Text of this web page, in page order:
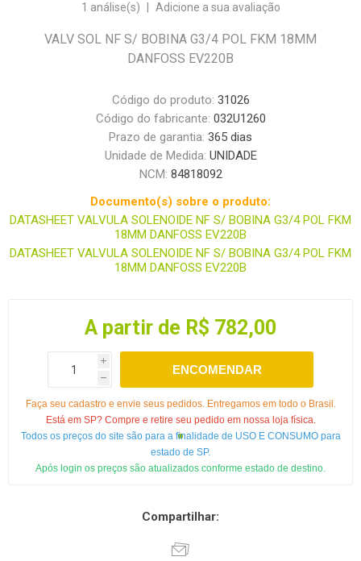
1 análise(s) Adicione a sua avaliação
VALV SOL NF S/ BOBINA G3/4 POL FKM 18MM
DANFOSS EV220B
Código do produto: 31026
Código do fabricante: 032U1260
Prazo de garantia: 365 dias
Unidade de Medida: UNIDADE
NCM: 84818092
Documento(s) sobre o produto:
DATASHEET VALVULA SOLENOIDE NF S/ BOBINA G3/4 POL FKM
18MM DANFOSS EV220B
DATASHEET VALVULA SOLENOIDE NF S/ BOBINA G3/4 POL FKM
18MM DANFOSS EV220B
A partir de R$ 782,00
i
h
ENCOMENDAR
Faça seu cadastro e envie seus pedidos. Entregamos em todo o Brasil.
Está em SP? Compre e retire seu pedido em nossa loja física.
Todos os preços do site são para a finalidade de USO E CONSUMO para
estado de SP.
Após login os preços são atualizados conforme estado de destino.
Compartilhar: